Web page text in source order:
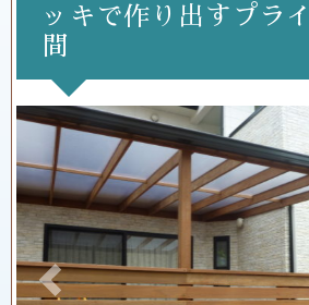
ッキで作り出すプラ
間
Previous